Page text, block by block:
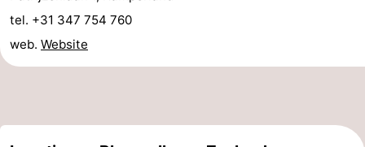
Parkeren
Reisboekenwinkel
Nieuws
tel. +31 347 754 760
web. Website